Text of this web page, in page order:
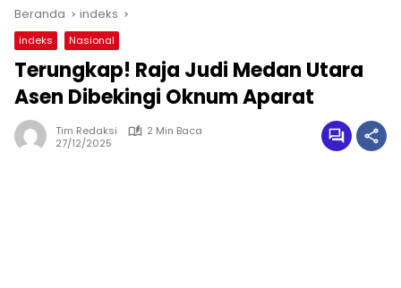
Beranda indeks
indeks Nasional
Terungkap! Raja Judi Medan Utara
Asen Dibekingi Oknum Aparat
Tim Redaksi
2 Min Baca
27/12/2025